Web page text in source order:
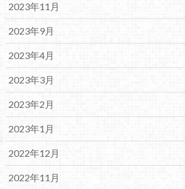
2023年11月
2023年9月
2023年4月
2023年3月
2023年2月
2023年1月
2022年12月
2022年11月